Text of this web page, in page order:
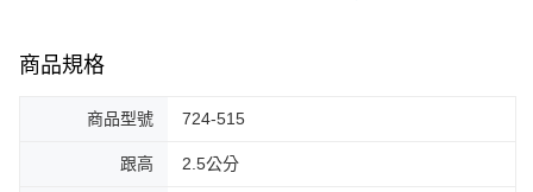
商品規格
商品型號 724-515
跟高 2.5公分